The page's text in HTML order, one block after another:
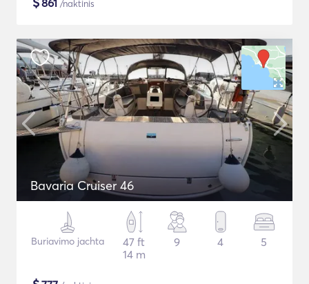
861 /naktinis
Bavaria Cruiser 46
Buriavimo jachta
47 ft
14 m
9 4 5